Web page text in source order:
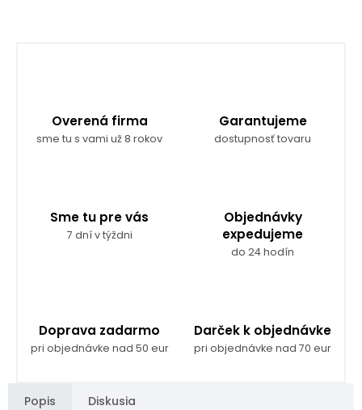
Overená firma
sme tu s vami už 8 rokov
Garantujeme
dostupnosť tovaru
Sme tu pre vás
7 dní v týždni
Objednávky
expedujeme
do 24 hodín
Doprava zadarmo
pri objednávke nad 50 eur
Darček k objednávke
pri objednávke nad 70 eur
Popis Diskusia